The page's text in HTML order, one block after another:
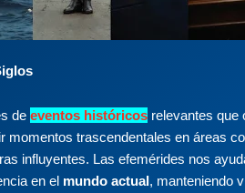
de eventos históricos relevantes que
momentos trascendentales en áreas
influyentes. Las efemérides nos
en el mundo actual, manteniendo